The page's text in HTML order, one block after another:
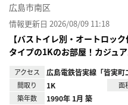
広島市南区
情報更新日 2026/08/09 11:18
【バストイレ別・オートロッ
タイプの1Kのお部屋！カジュ
アクセス 広島電鉄皆実線「皆実
間取り 1K 面
築年数 1990年 1月 築